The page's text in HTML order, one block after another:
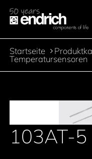
Zum Inhalt springen
Pfadnavigation
Startseite
Temperatursensoren
103AT-5